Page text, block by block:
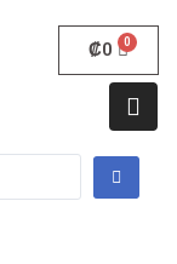
₡0